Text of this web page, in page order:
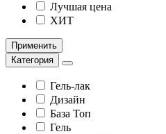
Лучшая цена
ХИТ
Применить
Категория
Гель-лак
Дизайн
База Топ
Гель